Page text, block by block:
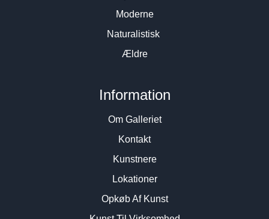
Moderne
Naturalistisk
Ældre
Information
Om Galleriet
Kontakt
Kunstnere
Lokationer
Opkøb Af Kunst